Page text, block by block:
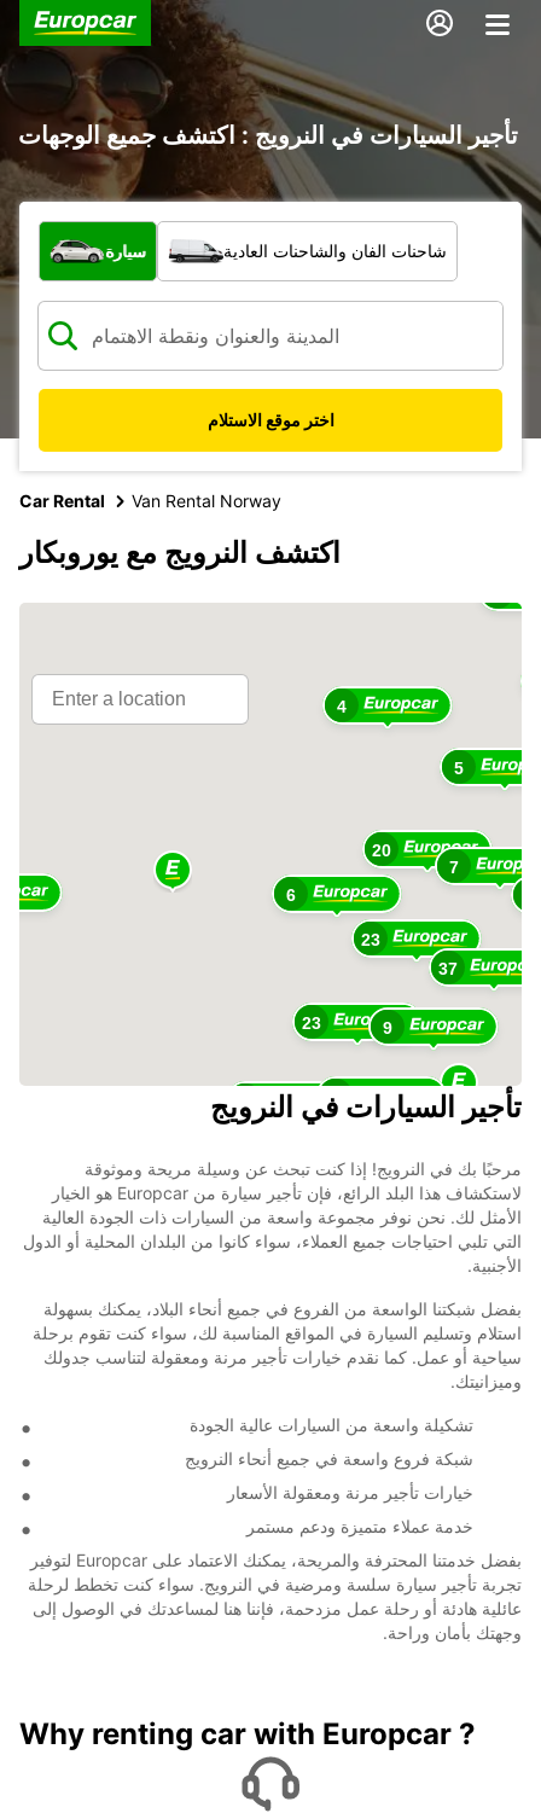
تأجير السيارات في النرويج : اكتشف جميع الوجهات
ما نوع المركبة؟
سيارة شاحنات الفان والشاحنات العادية
اختر موقع الاستلام
Car Rental Van Rental Norway
اكتشف النرويج مع يوروبكار
6
20
4
23
23
7
5
9
37
25
تأجير السيارات في النرويج
مرحبًا بك في النرويج! إذا كنت تبحث عن وسيلة مريحة وموثوقة
لاستكشاف هذا البلد الرائع، فإن تأجير سيارة من Europcar هو الخيار
الأمثل لك. نحن نوفر مجموعة واسعة من السيارات ذات الجودة العالية
التي تلبي احتياجات جميع العملاء، سواء كانوا من البلدان المحلية أو الدول
الأجنبية.
بفضل شبكتنا الواسعة من الفروع في جميع أنحاء البلاد، يمكنك بسهولة
استلام وتسليم السيارة في المواقع المناسبة لك، سواء كنت تقوم برحلة
سياحية أو عمل. كما نقدم خيارات تأجير مرنة ومعقولة لتناسب جدولك
وميزانيتك.
تشكيلة واسعة من السيارات عالية الجودة
شبكة فروع واسعة في جميع أنحاء النرويج
خيارات تأجير مرنة ومعقولة الأسعار
خدمة عملاء متميزة ودعم مستمر
بفضل خدمتنا المحترفة والمريحة، يمكنك الاعتماد على Europcar لتوفير
تجربة تأجير سيارة سلسة ومرضية في النرويج. سواء كنت تخطط لرحلة
عائلية هادئة أو رحلة عمل مزدحمة، فإننا هنا لمساعدتك في الوصول إلى
وجهتك بأمان وراحة.
Why renting car with Europcar ?